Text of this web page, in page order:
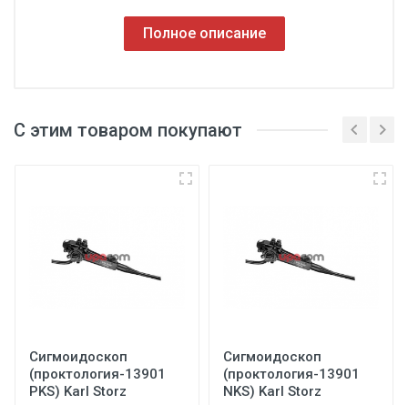
Полное описание
С этим товаром покупают
Сигмоидоскоп
(проктология-13901
PKS) Karl Storz
Сигмоидоскоп
(проктология-13901
NKS) Karl Storz